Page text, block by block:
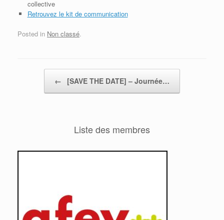
collective
Retrouvez le kit de communication
Posted in Non classé.
← [SAVE THE DATE] – Journée…
Liste des membres